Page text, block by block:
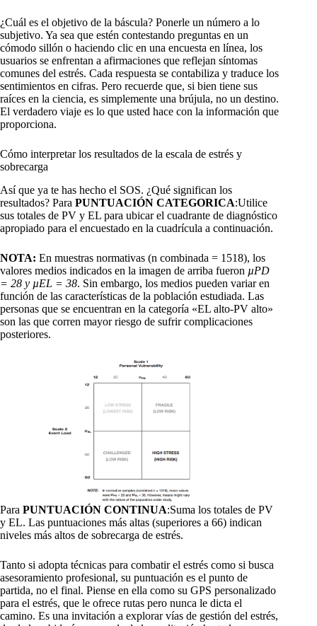
¿Cuál es el objetivo de la báscula? Ponerle un número a lo
subjetivo. Ya sea que estén contestando preguntas en un
cómodo sillón o haciendo clic en una encuesta en línea, los
usuarios se enfrentan a afirmaciones que reflejan síntomas
comunes del estrés. Cada respuesta se contabiliza y traduce los
sentimientos en cifras. Pero recuerde que, si bien tiene sus
raíces en la ciencia, es simplemente una brújula, no un destino.
El verdadero viaje es lo que usted hace con la información que
proporciona.
Cómo interpretar los resultados de la escala de estrés y
sobrecarga
Así que ya te has hecho el SOS. ¿Qué significan los
resultados? Para PUNTUACIÓN CATEGORICA:Utilice
sus totales de PV y EL para ubicar el cuadrante de diagnóstico
apropiado para el encuestado en la cuadrícula a continuación.
NOTA: En muestras normativas (n combinada = 1518), los
valores medios indicados en la imagen de arriba fueron µPD
= 28 y µEL = 38. Sin embargo, los medios pueden variar en
función de las características de la población estudiada. Las
personas que se encuentran en la categoría «EL alto-PV alto»
son las que corren mayor riesgo de sufrir complicaciones
posteriores.
Para PUNTUACIÓN CONTINUA:Suma los totales de PV
y EL. Las puntuaciones más altas (superiores a 66) indican
niveles más altos de sobrecarga de estrés.
Tanto si adopta técnicas para combatir el estrés como si busca
asesoramiento profesional, su puntuación es el punto de
partida, no el final. Piense en ella como su GPS personalizado
para el estrés, que le ofrece rutas pero nunca le dicta el
camino. Es una invitación a explorar vías de gestión del estrés,